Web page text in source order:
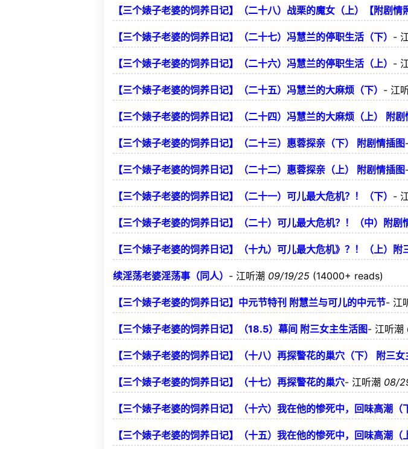
【三个婊子老婆的饲养日记】（二十八）战栗的魔女（上）【附剧情
【三个婊子老婆的饲养日记】（二十七）冯慧兰的停职生活（下） -
【三个婊子老婆的饲养日记】（二十六）冯慧兰的停职生活（上） -
【三个婊子老婆的饲养日记】（二十五）冯慧兰的大麻烦（下） - 江
【三个婊子老婆的饲养日记】（二十四）冯慧兰的大麻烦（上） 附剧
【三个婊子老婆的饲养日记】（二十三）惠蓉探亲（下） 附剧情插图
【三个婊子老婆的饲养日记】（二十二）惠蓉探亲（上） 附剧情插图
【三个婊子老婆的饲养日记】（二十一）可儿最大危机？！（下） -
【三个婊子老婆的饲养日记】（二十）可儿最大危机？！（中）附剧
【三个婊子老婆的饲养日记】（十九）可儿最大危机》？！（上）附
续淫荡老婆淫荡事（同人） - 江听潮 09/19/25 (14000+ reads)
【三个婊子老婆的饲养日记】中元节特刊 附慧兰与可儿的中元节- 江
【三个婊子老婆的饲养日记】（18.5）幕间 附三女主生活图- 江听潮
【三个婊子老婆的饲养日记】（十八）再探警花的巢穴（下） 附三
【三个婊子老婆的饲养日记】（十七）再探警花的巢穴- 江听潮 08/
【三个婊子老婆的饲养日记】（十六）我在他的惨死中，回味高潮（
【三个婊子老婆的饲养日记】（十五）我在他的惨死中，回味高潮（